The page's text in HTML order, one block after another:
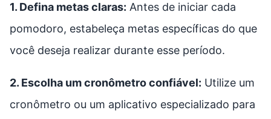
1. Defina metas claras: Antes de iniciar cada
pomodoro, estabeleça metas específicas do que
você deseja realizar durante esse período.
2. Escolha um cronômetro confiável: Utilize um
cronômetro ou um aplicativo especializado para